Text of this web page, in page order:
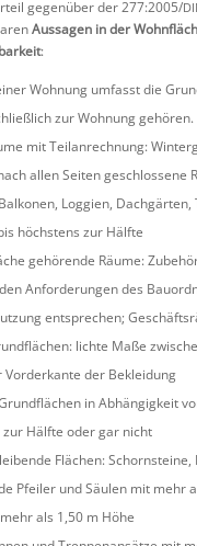
gegen­über der 277:2005/
Aussagen in der
:
Wohnung umfasst die
zur Wohnung gehören.
mit Teilan­rech­nung:
allen Seiten geschlos­sene
Loggien, Dachgärten,
höchs­tens zur Hälfte
gehörende Räume:
Anfor­de­rungen des
entspre­chen;
lichte Maße
Vorder­kante der Bekleidung
in Abhän­gig­keit
Hälfte oder gar nicht
Flächen:
Pfeiler und Säulen mit mehr
als 1,50 m Höhe